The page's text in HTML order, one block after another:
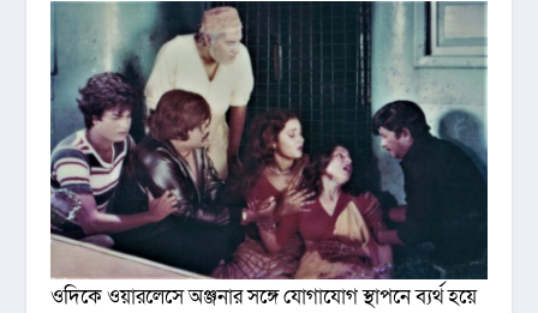
ওদিকে ওয়ারলেসে অঞ্জনার সঙ্গে যোগাযোগ স্থাপনে ব্যর্থ হয়ে